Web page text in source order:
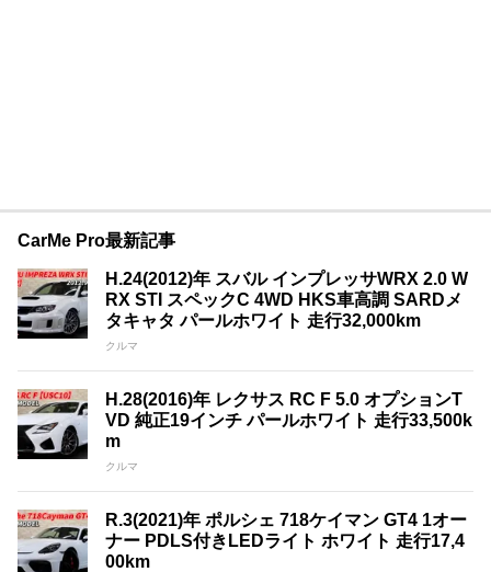
CarMe Pro最新記事
H.24(2012)年 スバル インプレッサWRX 2.0 W
RX STI スペックC 4WD HKS車高調 SARDメ
タキャタ パールホワイト 走行32,000km
クルマ
H.28(2016)年 レクサス RC F 5.0 オプションT
VD 純正19インチ パールホワイト 走行33,500k
m
クルマ
R.3(2021)年 ポルシェ 718ケイマン GT4 1オー
ナー PDLS付きLEDライト ホワイト 走行17,4
00km